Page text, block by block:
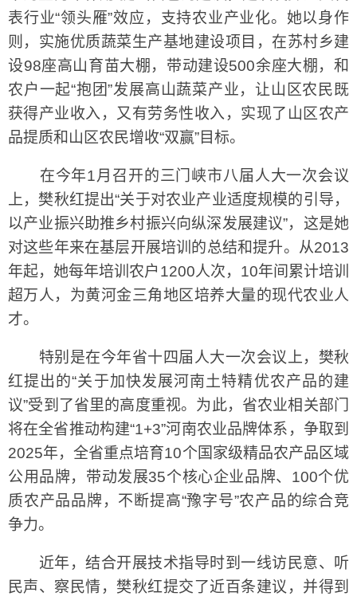
表行业“领头雁”效应，支持农业产业化。她以身作
则，实施优质蔬菜生产基地建设项目，在苏村乡建
设98座高山育苗大棚，带动建设500余座大棚，和
农户一起“抱团”发展高山蔬菜产业，让山区农民既
获得产业收入，又有劳务性收入，实现了山区农产
品提质和山区农民增收“双赢”目标。
在今年1月召开的三门峡市八届人大一次会议
上，樊秋红提出“关于对农业产业适度规模的引导，
以产业振兴助推乡村振兴向纵深发展建议”，这是她
对这些年来在基层开展培训的总结和提升。从2013
年起，她每年培训农户1200人次，10年间累计培训
超万人，为黄河金三角地区培养大量的现代农业人
才。
特别是在今年省十四届人大一次会议上，樊秋
红提出的“关于加快发展河南土特精优农产品的建
议”受到了省里的高度重视。为此，省农业相关部门
将在全省推动构建“1+3”河南农业品牌体系，争取到
2025年，全省重点培育10个国家级精品农产品区域
公用品牌，带动发展35个核心企业品牌、100个优
质农产品品牌，不断提高“豫字号”农产品的综合竞
争力。
近年，结合开展技术指导时到一线访民意、听
民声、察民情，樊秋红提交了近百条建议，并得到